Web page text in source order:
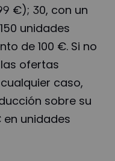
€); 30, con un
unidades
de 100 €. Si no
ofertas
caso,
sobre su
unidades